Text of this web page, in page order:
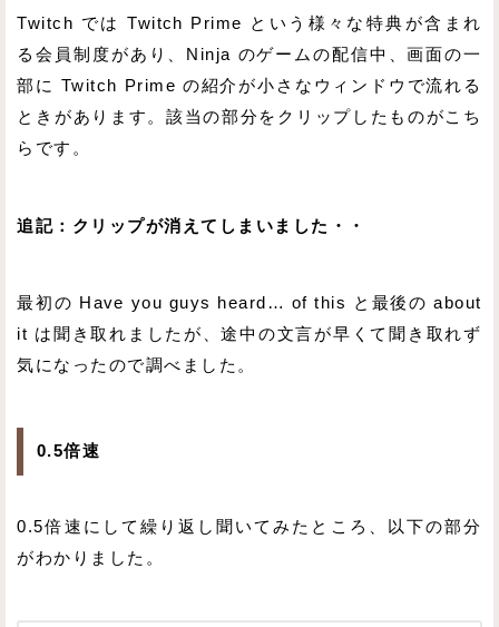
Twitch では Twitch Prime という様々な特典が含まれ
る会員制度があり、Ninja のゲームの配信中、画面の一
部に Twitch Prime の紹介が小さなウィンドウで流れる
ときがあります。該当の部分をクリップしたものがこち
らです。
追記：クリップが消えてしまいました・・
最初の Have you guys heard… of this と最後の about
it は聞き取れましたが、途中の文言が早くて聞き取れず
気になったので調べました。
0.5倍速
0.5倍速にして繰り返し聞いてみたところ、以下の部分
がわかりました。